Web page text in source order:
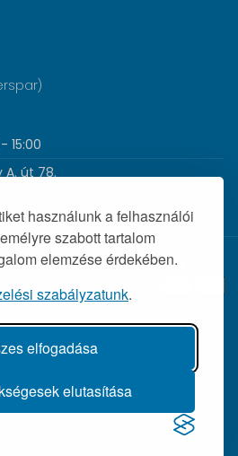
használunk a felhasználói
szabott tartalom
elemzése érdekében.
szabályzatunk.
elfogadása
elutasítása
15:00
A. út 78.
Kft. |